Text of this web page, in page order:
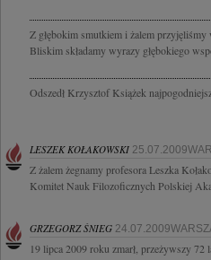
Z głębokim smutkiem i żalem
Bliskim składamy wyrazy głębokiego
Odszedł Krzysztof Książek
LESZEK KOŁAKOWSKI
Z żalem żegnamy profesora Leszka
Komitet Nauk Filozoficznych Polskiej
GRZEGORZ ŚNIEG
19 lipca 2009 roku zmarł, przeżywszy 72